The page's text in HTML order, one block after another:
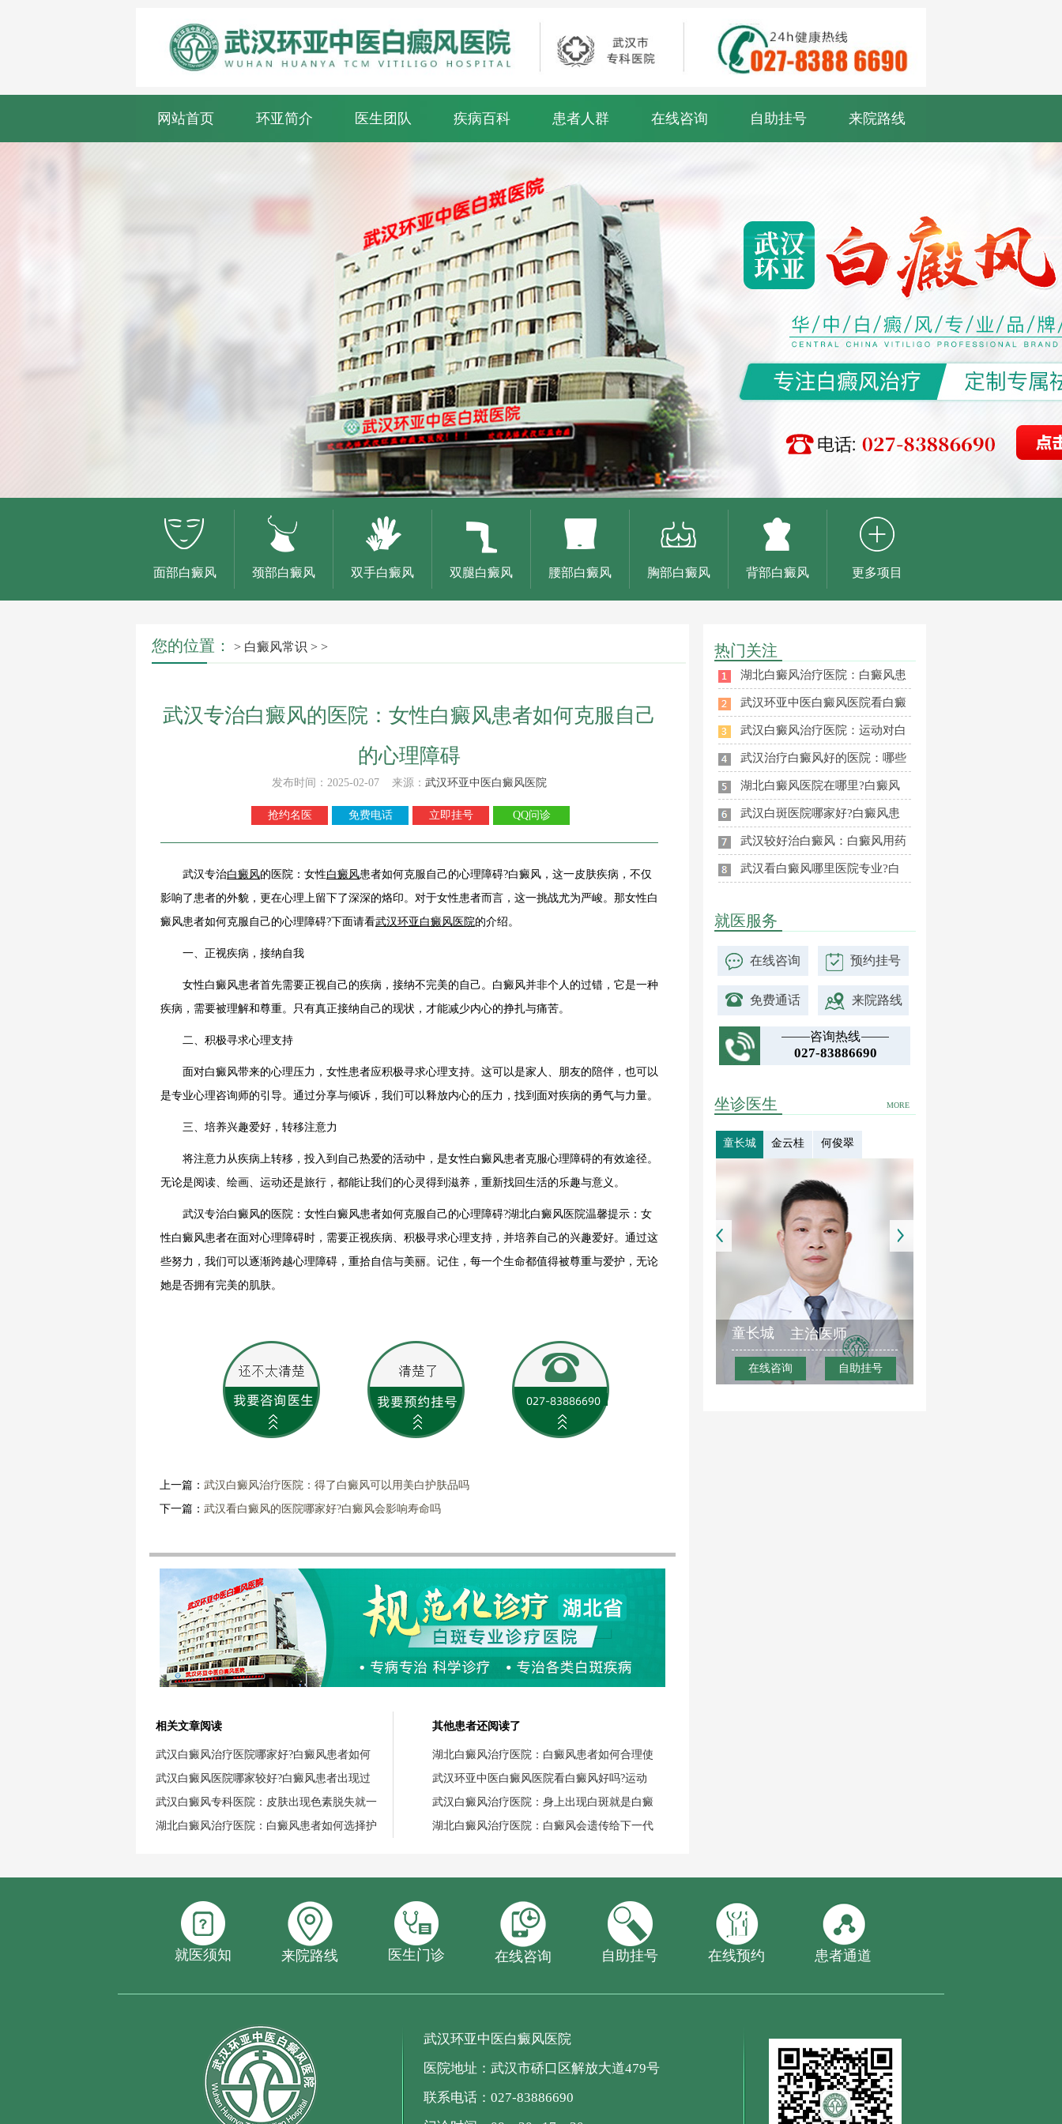
网站首页 环亚简介 医生团队 疾病百科 患者人群 在线咨询 自助挂号 来院路线
面部白癜风 颈部白癜风 双手白癜风 双腿白癜风 腰部白癜风 胸部白癜风 背部白癜风 更多项目
您的位置： > 白癜风常识 > >
武汉专治白癜风的医院：女性白癜风患者如何克服自己
的心理障碍
发布时间：2025-02-07 来源： 武汉环亚中医白癜风医院
抢约名医 免费电话 立即挂号 QQ问诊
武汉专治白癜风的医院：女性白癜风患者如何克服自己的心理障碍?白癜风，这一皮肤疾病，不仅
影响了患者的外貌，更在心理上留下了深深的烙印。对于女性患者而言，这一挑战尤为严峻。那女性白
癜风患者如何克服自己的心理障碍?下面请看武汉环亚白癜风医院的介绍。
一、正视疾病，接纳自我
女性白癜风患者首先需要正视自己的疾病，接纳不完美的自己。白癜风并非个人的过错，它是一种
疾病，需要被理解和尊重。只有真正接纳自己的现状，才能减少内心的挣扎与痛苦。
二、积极寻求心理支持
面对白癜风带来的心理压力，女性患者应积极寻求心理支持。这可以是家人、朋友的陪伴，也可以
是专业心理咨询师的引导。通过分享与倾诉，我们可以释放内心的压力，找到面对疾病的勇气与力量。
三、培养兴趣爱好，转移注意力
将注意力从疾病上转移，投入到自己热爱的活动中，是女性白癜风患者克服心理障碍的有效途径。
无论是阅读、绘画、运动还是旅行，都能让我们的心灵得到滋养，重新找回生活的乐趣与意义。
武汉专治白癜风的医院：女性白癜风患者如何克服自己的心理障碍?湖北白癜风医院温馨提示：女
性白癜风患者在面对心理障碍时，需要正视疾病、积极寻求心理支持，并培养自己的兴趣爱好。通过这
些努力，我们可以逐渐跨越心理障碍，重拾自信与美丽。记住，每一个生命都值得被尊重与爱护，无论
她是否拥有完美的肌肤。
上一篇： 武汉白癜风治疗医院：得了白癜风可以用美白护肤品吗
下一篇： 武汉看白癜风的医院哪家好?白癜风会影响寿命吗
相关文章阅读
武汉白癜风治疗医院哪家好?白癜风患者如何
武汉白癜风医院哪家较好?白癜风患者出现过
武汉白癜风专科医院：皮肤出现色素脱失就一
湖北白癜风治疗医院：白癜风患者如何选择护
其他患者还阅读了
湖北白癜风治疗医院：白癜风患者如何合理使
武汉环亚中医白癜风医院看白癜风好吗?运动
武汉白癜风治疗医院：身上出现白斑就是白癜
湖北白癜风治疗医院：白癜风会遗传给下一代
热门关注
湖北白癜风治疗医院：白癜风患
武汉环亚中医白癜风医院看白癜
武汉白癜风治疗医院：运动对白
武汉治疗白癜风好的医院：哪些
湖北白癜风医院在哪里?白癜风
武汉白斑医院哪家好?白癜风患
武汉较好治白癜风：白癜风用药
武汉看白癜风哪里医院专业?白
就医服务
在线咨询 预约挂号
免费通话 来院路线
咨询热线
027-83886690
MORE
坐诊医生
童长城 金云桂 何俊翠
童长城 主治医师
在线咨询 自助挂号
就医须知 来院路线 医生门诊 在线咨询 自助挂号 在线预约 患者通道
武汉环亚中医白癜风医院
医院地址：武汉市硚口区解放大道479号
联系电话：027-83886690